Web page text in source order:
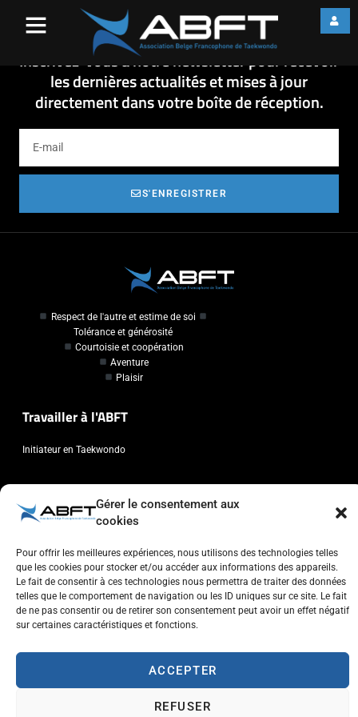
Gérer le consentement aux
cookies
Pour offrir les meilleures expériences, nous utilisons des technologies telles
que les cookies pour stocker et/ou accéder aux informations des appareils.
Le fait de consentir à ces technologies nous permettra de traiter des données
telles que le comportement de navigation ou les ID uniques sur ce site. Le fait
de ne pas consentir ou de retirer son consentement peut avoir un effet négatif
sur certaines caractéristiques et fonctions.
ACCEPTER
REFUSER
moonpark_pt-2
Inscrivez-vous à notre newsletter pour recevoir
les dernières actualités et mises à jour
directement dans votre boîte de réception.
S'ENREGISTRER
Respect de l'autre et estime de soi
Tolérance et générosité
Courtoisie et coopération
Aventure
Plaisir
Travailler à l'ABFT
Initiateur en Taekwondo
Contact
Association Belge Francophone de Taekwondo
info@abft.be
+32 (0)2 347 34 77
Copyright © 2023 ABFT.BE – Tous droits réservés